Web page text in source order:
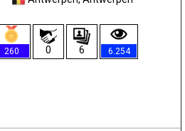
260 0 6 6.254